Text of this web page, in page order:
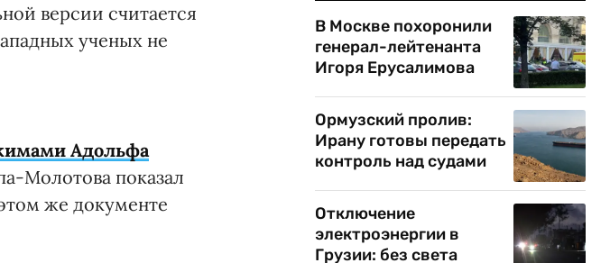
версии считается
ученых не
Адольфа
Молотова показал
же документе
В Москве похоронили
генерал-лейтенанта
Игоря Ерусалимова
Ормузский пролив:
Ирану готовы передать
контроль над судами
Отключение
электроэнергии в
Грузии: без света